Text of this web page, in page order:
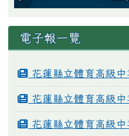
電子報一覽
花蓮縣立體育高級
花蓮縣立體育高級
花蓮縣立體育高級